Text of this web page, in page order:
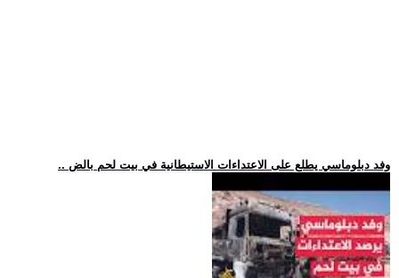
.. وفد دبلوماسي يطلع على الاعتداءات الاستيطانية في بيت لحم بالض